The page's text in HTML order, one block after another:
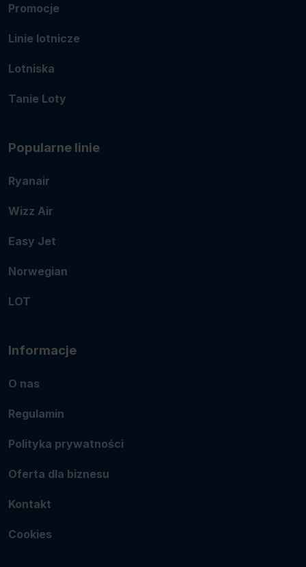
Promocje
Linie lotnicze
Lotniska
Tanie Loty
Popularne linie
Ryanair
Wizz Air
Easy Jet
Norwegian
LOT
Informacje
O nas
Regulamin
Polityka prywatności
Oferta dla biznesu
Kontakt
Cookies